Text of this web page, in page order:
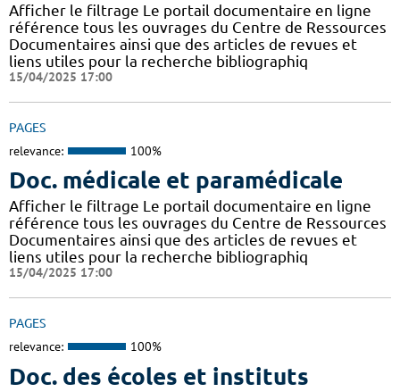
Afficher le filtrage Le portail documentaire en ligne
référence tous les ouvrages du Centre de Ressources
Documentaires ainsi que des articles de revues et
liens utiles pour la recherche bibliographiq
15/04/2025 17:00
PAGES
relevance: 100%
Doc. médicale et paramédicale
Afficher le filtrage Le portail documentaire en ligne
référence tous les ouvrages du Centre de Ressources
Documentaires ainsi que des articles de revues et
liens utiles pour la recherche bibliographiq
15/04/2025 17:00
PAGES
relevance: 100%
Doc. des écoles et instituts